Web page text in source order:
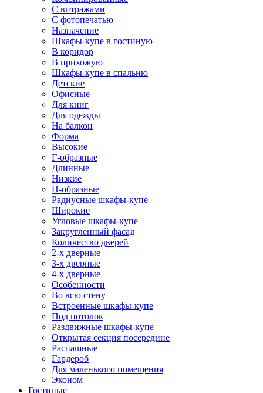
С витражами
С фотопечатью
Назначение
Шкафы-купе в гостиную
В коридор
В прихожую
Шкафы-купе в спальню
Детские
Офисные
Для книг
Для одежды
На балкон
Форма
Высокие
Г-образные
Длинные
Низкие
П-образные
Радиусные шкафы-купе
Широкие
Угловые шкафы-купе
Закругленный фасад
Количество дверей
2-х дверные
3-х дверные
4-х дверные
Особенности
Во всю стену
Встроенные шкафы-купе
Под потолок
Раздвижные шкафы-купе
Открытая секция посередине
Распашные
Гардероб
Для маленького помещения
Эконом
Гостиные